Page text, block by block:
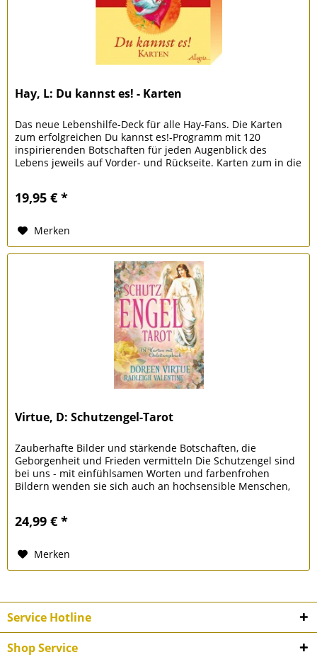
Hay, L: Du kannst es! - Karten
Das neue Lebenshilfe-Deck für alle Hay-Fans. Die Karten
zum erfolgreichen Du kannst es!-Programm mit 120
inspirierenden Botschaften für jeden Augenblick des
Lebens jeweils auf Vorder- und Rückseite. Karten zum in die
19,95 € *
Merken
Virtue, D: Schutzengel-Tarot
Zauberhafte Bilder und stärkende Botschaften, die
Geborgenheit und Frieden vermitteln Die Schutzengel sind
bei uns - mit einfühlsamen Worten und farbenfrohen
Bildern wenden sie sich auch an hochsensible Menschen,
24,99 € *
Merken
Service Hotline
Shop Service